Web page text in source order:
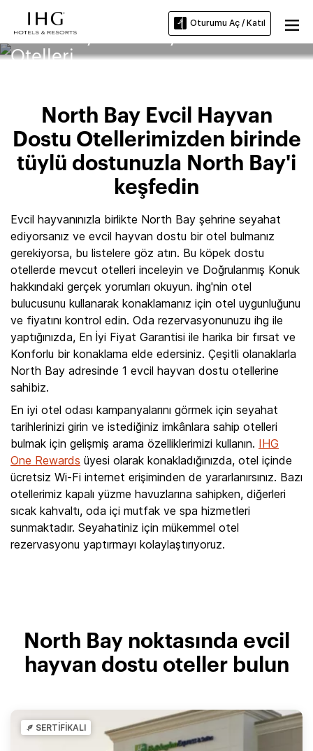
Oturumu Aç / Katıl
North Bay Evcil Hayvan Dostu
Otelleri
North Bay Evcil Hayvan
Dostu Otellerimizden birinde
tüylü dostunuzla North Bay'i
keşfedin
Evcil hayvanınızla birlikte North Bay şehrine seyahat
ediyorsanız ve evcil hayvan dostu bir otel bulmanız
gerekiyorsa, bu listelere göz atın. Bu köpek dostu
otellerde mevcut otelleri inceleyin ve Doğrulanmış Konuk
hakkındaki gerçek yorumları okuyun. ihg'nin otel
bulucusunu kullanarak konaklamanız için otel uygunluğunu
ve fiyatını kontrol edin. Oda rezervasyonunuzu ihg ile
yaptığınızda, En İyi Fiyat Garantisi ile harika bir fırsat ve
Konforlu bir konaklama elde edersiniz. Çeşitli olanaklarla
North Bay adresinde 1 evcil hayvan dostu otellerine
sahibiz.
En iyi otel odası kampanyalarını görmek için seyahat
tarihlerinizi girin ve istediğiniz imkânlara sahip otelleri
bulmak için gelişmiş arama özelliklerimizi kullanın. IHG
One Rewards üyesi olarak konakladığınızda, otel içinde
ücretsiz Wi-Fi internet erişiminden de yararlanırsınız. Bazı
otellerimiz kapalı yüzme havuzlarına sahipken, diğerleri
sıcak kahvaltı, oda içi mutfak ve spa hizmetleri
sunmaktadır. Seyahatiniz için mükemmel otel
rezervasyonu yaptırmayı kolaylaştırıyoruz.
North Bay noktasında evcil
hayvan dostu oteller bulun
SERTİFİKALI